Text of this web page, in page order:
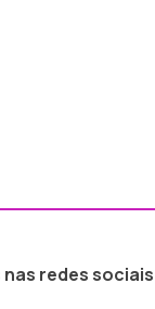
redes sociais